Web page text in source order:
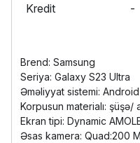
Kredit
-
Brend: Samsung
Seriya: Galaxy S23 Ultra
Əməliyyat sistemi: Android
Korpusun materialı: şüşə/
Ekran tipi: Dynamic
Əsas kamera: Quad:200